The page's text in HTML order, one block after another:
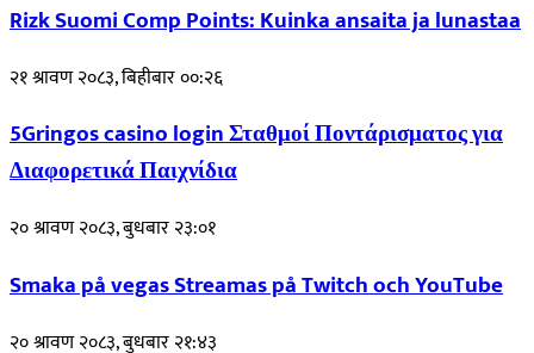
Rizk Suomi Comp Points: Kuinka ansaita ja lunastaa
२१ श्रावण २०८३, बिहीबार ००:२६
5Gringos casino login Σταθμοί Ποντάρισματος για
Διαφορετικά Παιχνίδια
२० श्रावण २०८३, बुधबार २३:०१
Smaka på vegas Streamas på Twitch och YouTube
२० श्रावण २०८३, बुधबार २१:४३